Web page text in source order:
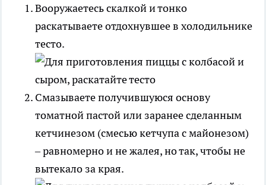
Вооружаетесь скалкой и тонко
раскатываете отдохнувшее в холодильнике
тесто.
Смазываете получившуюся основу
томатной пастой или заранее сделанным
кетчинезом (смесью кетчупа с майонезом)
– равномерно и не жалея, но так, чтобы не
вытекало за края.